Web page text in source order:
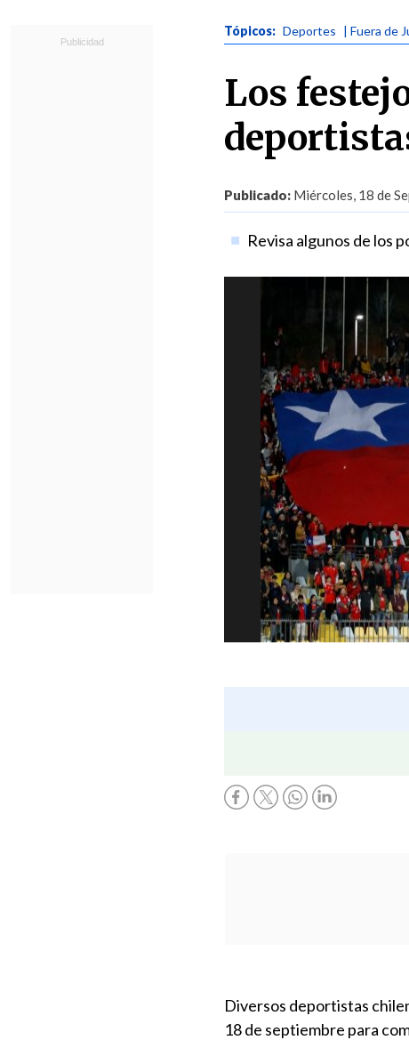
Tópicos: Deportes | Fuera de
Los
Publicado: Miércoles, 18 de
Revisa algunos de los
Diversos deportistas
18 de septiembre para